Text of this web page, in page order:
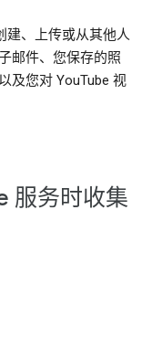
建、上传或从其他人
邮件、您保存的照
及您对 YouTube 视
服务时收集